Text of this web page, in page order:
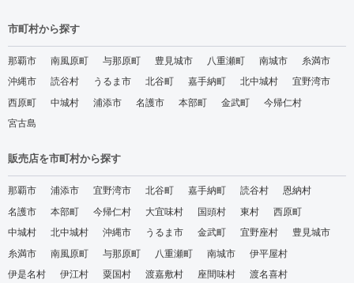
市町村から探す
那覇市 南風原町 与那原町 豊見城市 八重瀬町 南城市
糸満市
沖縄市
読谷村 うるま市 北谷町 嘉手納町 北中城村
宜野湾市
西原町
中城村 浦添市 名護市 本部町 金武町
今帰仁村
宮古島
販売店を市町村から探す
那覇市 浦添市 宜野湾市 北谷町 嘉手納町 読谷村
恩納村
名護市
本部町 今帰仁村 大宜味村 国頭村 東村
西原町
中城村
北中城村 沖縄市 うるま市 金武町 宜野座村
豊見城市
糸満市
南風原町 与那原町 八重瀬町 南城市
伊平屋村
伊是名村
伊江村 粟国村 渡嘉敷村 座間味村
渡名喜村